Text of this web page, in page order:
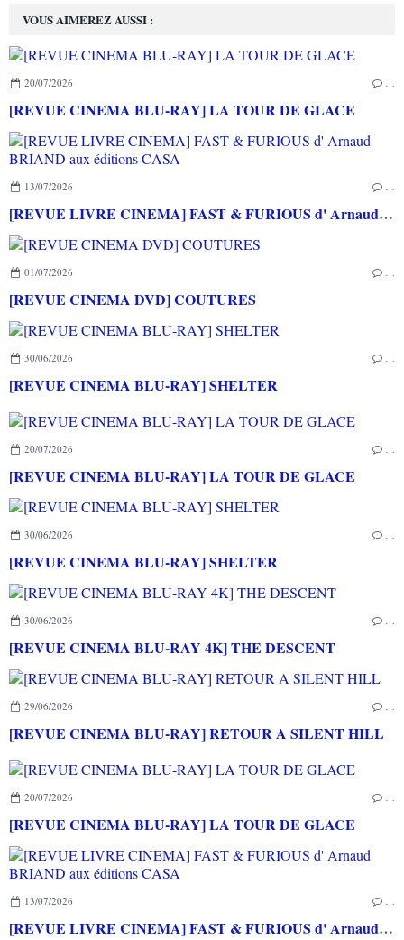
VOUS AIMEREZ AUSSI :
20/07/2026 …
[REVUE CINEMA BLU-RAY] LA TOUR DE GLACE
13/07/2026 …
[REVUE LIVRE CINEMA] FAST & FURIOUS d' Arnaud BRIAND aux éditions CASA
01/07/2026 …
[REVUE CINEMA DVD] COUTURES
30/06/2026 …
[REVUE CINEMA BLU-RAY] SHELTER
20/07/2026 …
[REVUE CINEMA BLU-RAY] LA TOUR DE GLACE
30/06/2026 …
[REVUE CINEMA BLU-RAY] SHELTER
30/06/2026 …
[REVUE CINEMA BLU-RAY 4K] THE DESCENT
29/06/2026 …
[REVUE CINEMA BLU-RAY] RETOUR A SILENT HILL
20/07/2026 …
[REVUE CINEMA BLU-RAY] LA TOUR DE GLACE
13/07/2026 …
[REVUE LIVRE CINEMA] FAST & FURIOUS d' Arnaud BRIAND aux éditions CASA